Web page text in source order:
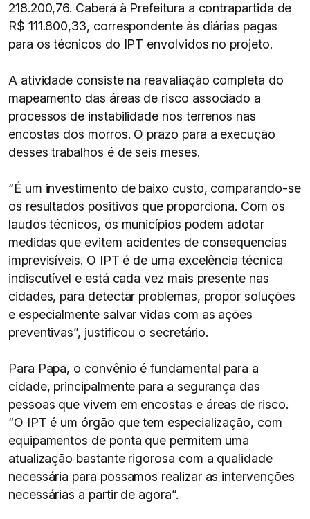
218.200,76. Caberá à Prefeitura a contrapartida de
R$ 111.800,33, correspondente às diárias pagas
para os técnicos do IPT envolvidos no projeto.
A atividade consiste na reavaliação completa do
mapeamento das áreas de risco associado a
processos de instabilidade nos terrenos nas
encostas dos morros. O prazo para a execução
desses trabalhos é de seis meses.
“É um investimento de baixo custo, comparando-se
os resultados positivos que proporciona. Com os
laudos técnicos, os municípios podem adotar
medidas que evitem acidentes de consequencias
imprevisíveis. O IPT é de uma excelência técnica
indiscutível e está cada vez mais presente nas
cidades, para detectar problemas, propor soluções
e especialmente salvar vidas com as ações
preventivas”, justificou o secretário.
Para Papa, o convênio é fundamental para a
cidade, principalmente para a segurança das
pessoas que vivem em encostas e áreas de risco.
“O IPT é um órgão que tem especialização, com
equipamentos de ponta que permitem uma
atualização bastante rigorosa com a qualidade
necessária para possamos realizar as intervenções
necessárias a partir de agora”.